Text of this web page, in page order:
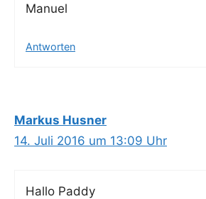
Manu­el
Antworten
Markus Husner
14. Juli 2016 um 13:09 Uhr
Hal­lo Paddy